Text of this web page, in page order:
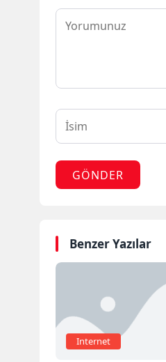
GÖNDER
Benzer Yazılar
Internet